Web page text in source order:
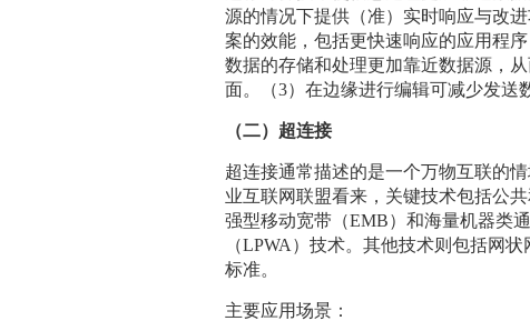
源的情况下提供（准）实时响应与改
案的效能，包括更快速响应的应用程
数据的存储和处理更加靠近数据源，
面。（3）在边缘进行编辑可减少发送
（二）超连接
超连接通常描述的是一个万物互联的
业互联网联盟看来，关键技术包括公
强型移动宽带（EMB）和海量机器类
（LPWA）技术。其他技术则包括网
标准。
主要应用场景：